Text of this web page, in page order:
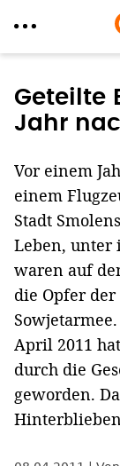
zum
Inhalt
Geteilte
Jahr
Vor einem
einem
Stadt
Leben, unter
waren auf
die Opfer
April 2011
durch die
geworden.